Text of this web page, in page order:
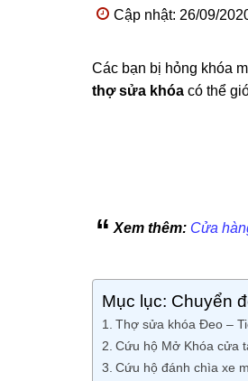
Cập nhật: 26/09/
Các bạn bị hỏng khóa
thợ sửa khóa có thể
Xem thêm: Cửa
Mục lục: Chuyển
Thợ sửa khóa Đeo –
Cứu hộ Mở Khóa cửa
Cứu hộ đánh chìa xe